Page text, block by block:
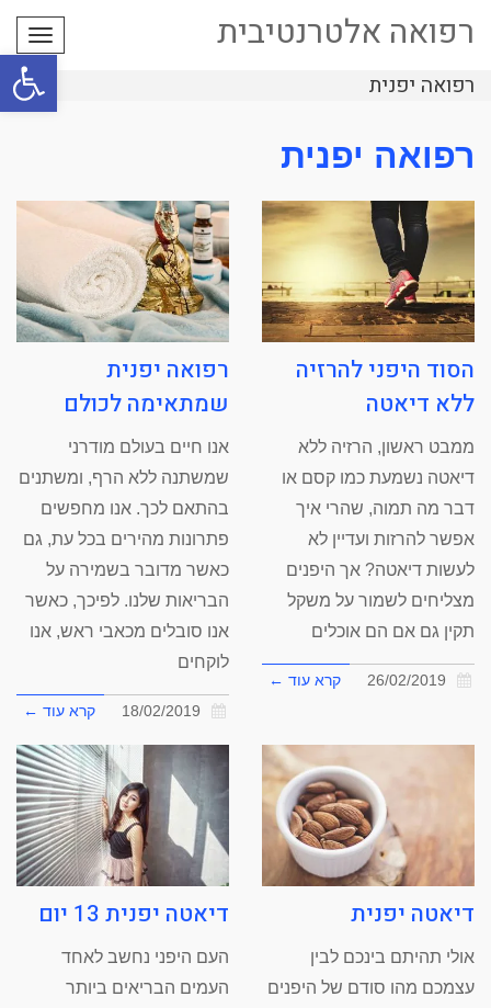
פתח
רפואה אלטרנטיבית
רפואה יפנית
רפואה יפנית
הסוד היפני להרזיה
ללא דיאטה
ממבט ראשון, הרזיה ללא
דיאטה נשמעת כמו קסם או
דבר מה תמוה, שהרי איך
אפשר להרזות ועדיין לא
לעשות דיאטה? אך היפנים
מצליחים לשמור על משקל
תקין גם אם הם אוכלים
קרא עוד ←
רפואה יפנית
שמתאימה לכולם
אנו חיים בעולם מודרני
שמשתנה ללא הרף, ומשתנים
בהתאם לכך. אנו מחפשים
פתרונות מהירים בכל עת, גם
כאשר מדובר בשמירה על
הבריאות שלנו. לפיכך, כאשר
אנו סובלים מכאבי ראש, אנו
לוקחים
קרא עוד ←
דיאטה יפנית
אולי תהיתם בינכם לבין
עצמכם מהו סודם של היפנים
דיאטה יפנית 13 יום
העם היפני נחשב לאחד
העמים הבריאים ביותר